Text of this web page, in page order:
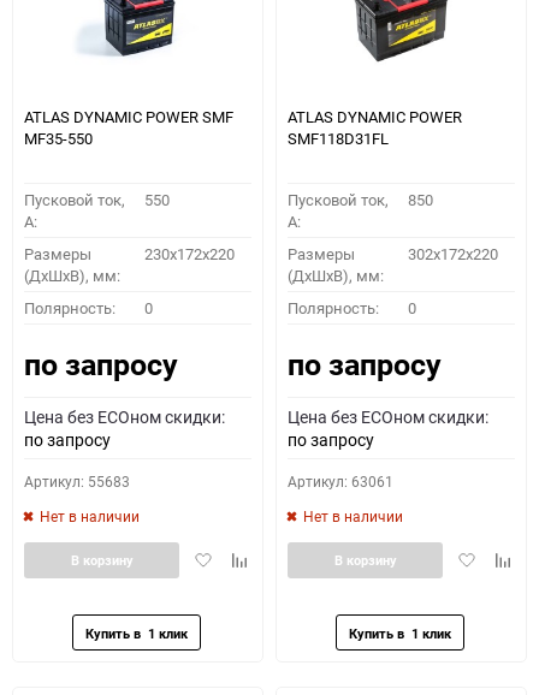
ATLAS DYNAMIC POWER SMF
MF35-550
Пусковой ток,
A:
550
Размеры
(ДхШхВ), мм:
230x172x220
Полярность: 0
по запросу
Цена без ECOном скидки:
по запросу
Артикул: 55683
Нет в наличии
ДобавитьДобавить
В корзину
ATLAS DYNAMIC POWER
SMF118D31FL
Пусковой ток,
A:
850
Размеры
(ДхШхВ), мм:
302x172x220
Полярность: 0
по запросу
Цена без ECOном скидки:
по запросу
Артикул: 63061
Нет в наличии
Добавить
В корзину